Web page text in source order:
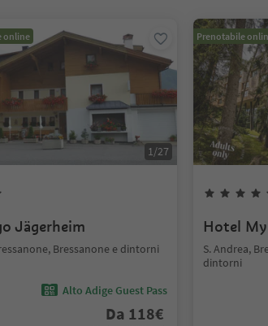
online
1/27
Jägerheim
Bressanone e dintorni
Alto Adige Guest Pass
Da 118€
Prenotabile
Hotel
S. Andrea,
dintorni